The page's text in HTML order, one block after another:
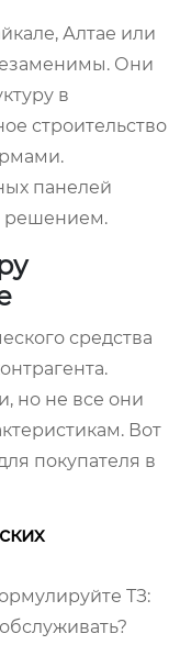
Алтае или
Они
в
строительство
панелей
решением.
средства
но не все они
Вот
покупателя в
ТЗ: